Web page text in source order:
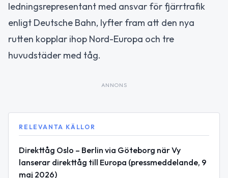
ledningsrepresentant med ansvar för fjärrtrafik
enligt Deutsche Bahn, lyfter fram att den nya
rutten kopplar ihop Nord-Europa och tre
huvudstäder med tåg.
ANNONS
RELEVANTA KÄLLOR
Direkttåg Oslo – Berlin via Göteborg när Vy
lanserar direkttåg till Europa (pressmeddelande, 9
maj 2026)